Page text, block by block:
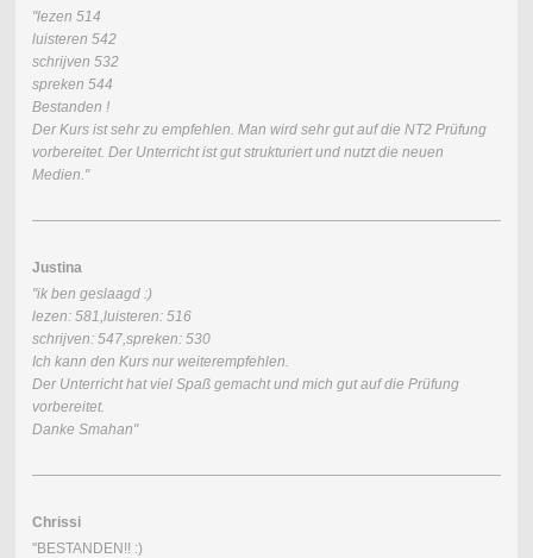
"lezen 514
luisteren 542
schrijven 532
spreken 544
Bestanden !
Der Kurs ist sehr zu empfehlen. Man wird sehr gut auf die NT2 Prüfung
vorbereitet. Der Unterricht ist gut strukturiert und nutzt die neuen
Medien."
Justina
"ik ben geslaagd :)
lezen: 581,luisteren: 516
schrijven: 547,spreken: 530
Ich kann den Kurs nur weiterempfehlen.
Der Unterricht hat viel Spaß gemacht und mich gut auf die Prüfung
vorbereitet.
Danke Smahan"
Chrissi
"BESTANDEN!! :)